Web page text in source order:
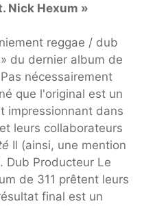
Nick Hexum »
reggae / dub
du dernier album de
nécessairement
que l'original est un
impressionnant dans
leurs collaborateurs
Il (ainsi, une mention
Dub Producteur Le
de 311 prêtent leurs
final est un